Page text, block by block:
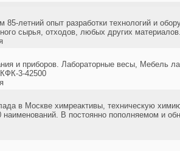
летний опыт разработки технологий и
сырья, отходов, любых других материалов.
и приборов. Лабораторные весы,
3-42500
в Москве химреактивы, техническую
наименований. В постоянно пополняемом и